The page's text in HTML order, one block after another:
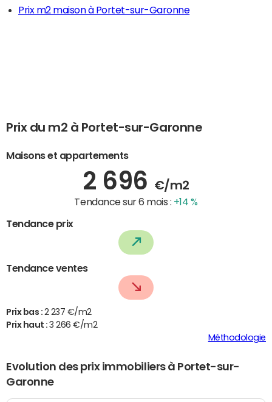
Prix m2 maison à Portet-sur-Garonne
Prix du m2 à Portet-sur-Garonne
Maisons et appartements
2 696 €/m2
Tendance sur 6 mois : +14 %
Tendance prix
Tendance ventes
Prix bas : 2 237 €/m2
Prix haut :3 266 €/m2
Méthodologie
Evolution des prix immobiliers à Portet-sur-
Garonne